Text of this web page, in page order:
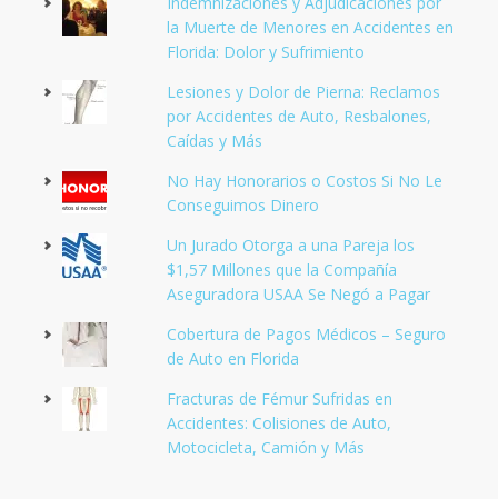
la Muerte de Menores en Accidentes en
Florida: Dolor y Sufrimiento
Lesiones y Dolor de Pierna: Reclamos
por Accidentes de Auto, Resbalones,
Caídas y Más
No Hay Honorarios o Costos Si No Le
Conseguimos Dinero
Un Jurado Otorga a una Pareja los
$1,57 Millones que la Compañía
Aseguradora USAA Se Negó a Pagar
Cobertura de Pagos Médicos – Seguro
de Auto en Florida
Fracturas de Fémur Sufridas en
Accidentes: Colisiones de Auto,
Motocicleta, Camión y Más